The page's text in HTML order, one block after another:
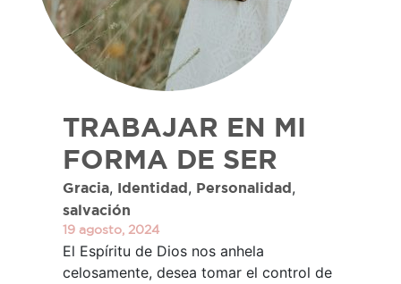
TRABAJAR EN MI
FORMA DE SER
Gracia, Identidad , Personalidad ,
salvación
19 agosto, 2024
El Espíritu de Dios nos anhela
celosamente, desea tomar el control de